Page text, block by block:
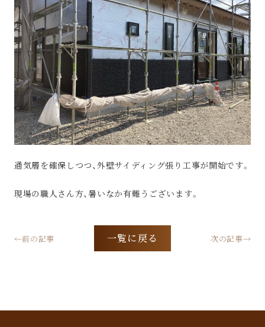
通気層を確保しつつ、外壁サイディング張り工事が開始です。
現場の職人さん方、暑いなか有難うございます。
一覧に戻る
←前の記事 次の記事→